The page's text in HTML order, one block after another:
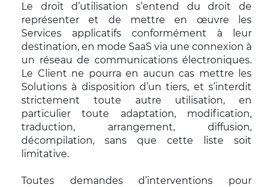
Le droit d’utilisation s’entend du droit de
représenter et de mettre en œuvre les
Services applicatifs conformément à leur
destination, en mode SaaS via une connexion à
un réseau de communications électroniques.
Le Client ne pourra en aucun cas mettre les
Solutions à disposition d’un tiers, et s’interdit
strictement toute autre utilisation, en
particulier toute adaptation, modification,
traduction, arrangement, diffusion,
décompilation, sans que cette liste soit
limitative.
Toutes demandes d’interventions pour